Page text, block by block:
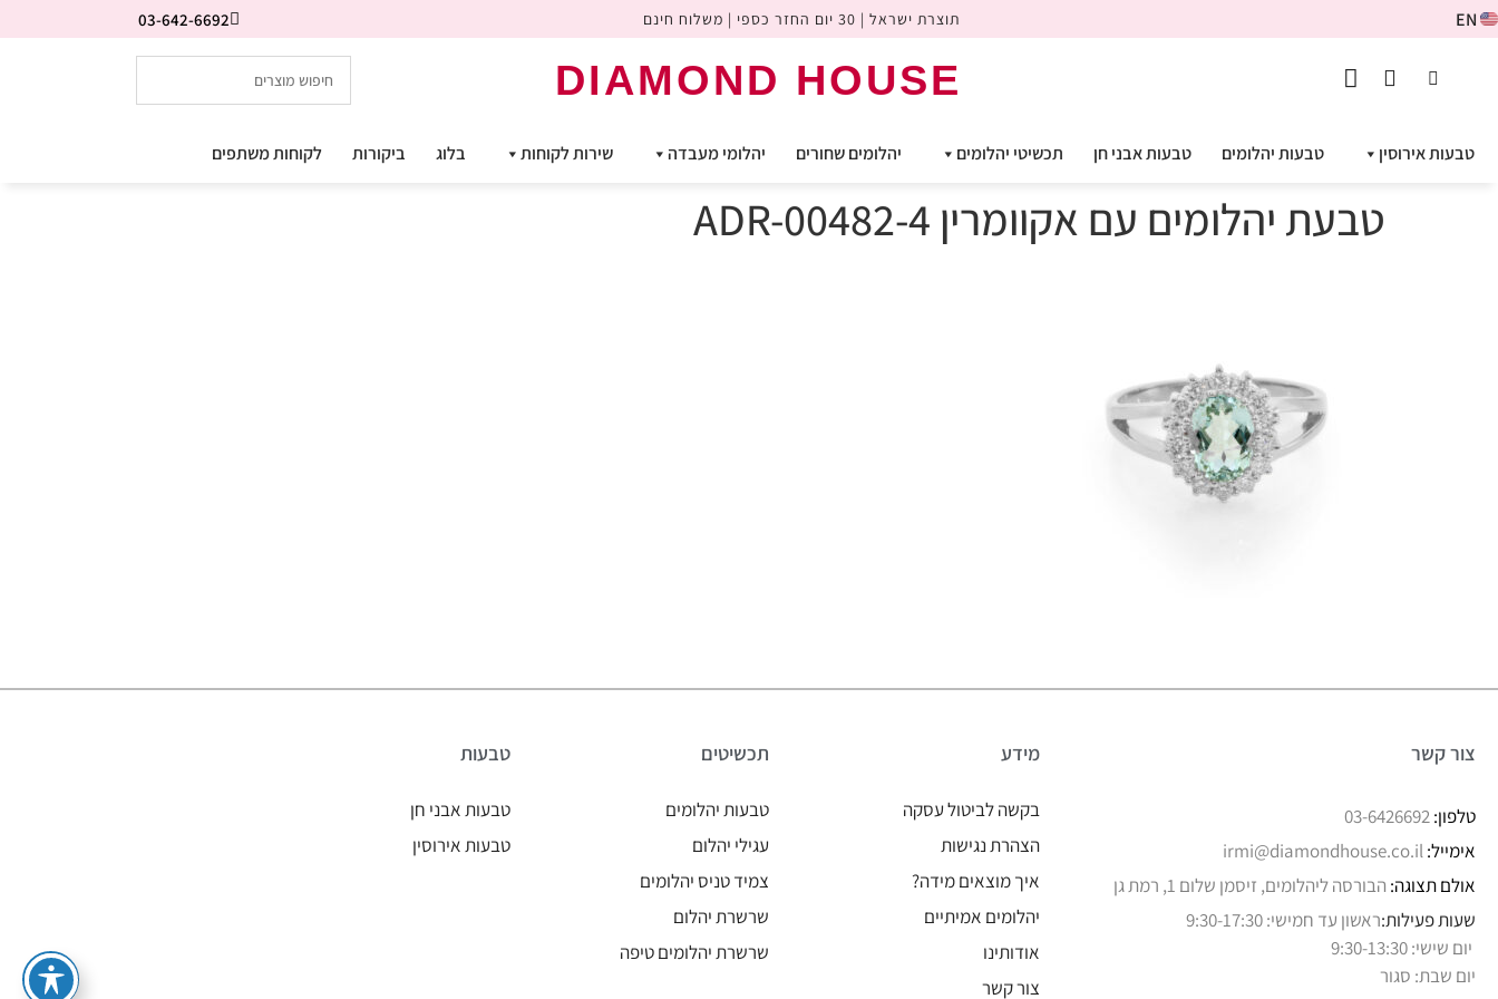
EN תוצרת ישראל | 30 יום החזר כספי | משלוח חינם 03-642-6692
DIAMOND HOUSE
טבעות אירוסין טבעות יהלומים טבעות אבני חן תכשיטי יהלומים יהלומים שחורים יהלומי מעבדה שירות לקוחות בלוג ביקורות לקוחות משתפים
טבעת יהלומים עם אקוומרין ADR-00482-4
צור קשר
טלפון:03-6426692
אימייל:irmi@diamondhouse.co.il
אולם תצוגה: הבורסה ליהלומים, זיסמן שלום 1, רמת גן
שעות פעילות:ראשון עד חמישי: 9:30-17:30
יום שישי: 9:30-13:30
יום שבת: סגור
מידע
בקשה לביטול עסקה
הצהרת נגישות
איך מוצאים מידה?
יהלומים אמיתיים
אודותינו
צור קשר
תכשיטים
טבעות יהלומים
עגילי יהלום
צמיד טניס יהלומים
שרשרת יהלום
שרשרת יהלומים טיפה
טבעות
טבעות אבני חן
טבעות אירוסין